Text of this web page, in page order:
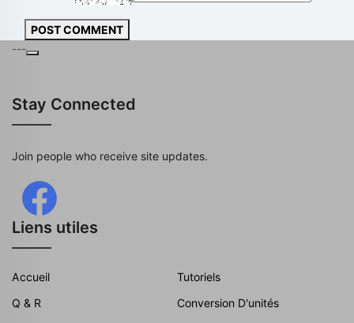
POST COMMENT
---
Stay Connected
Join people who receive site updates.
Liens utiles
Accueil
Tutoriels
Q & R
Conversion D'unités